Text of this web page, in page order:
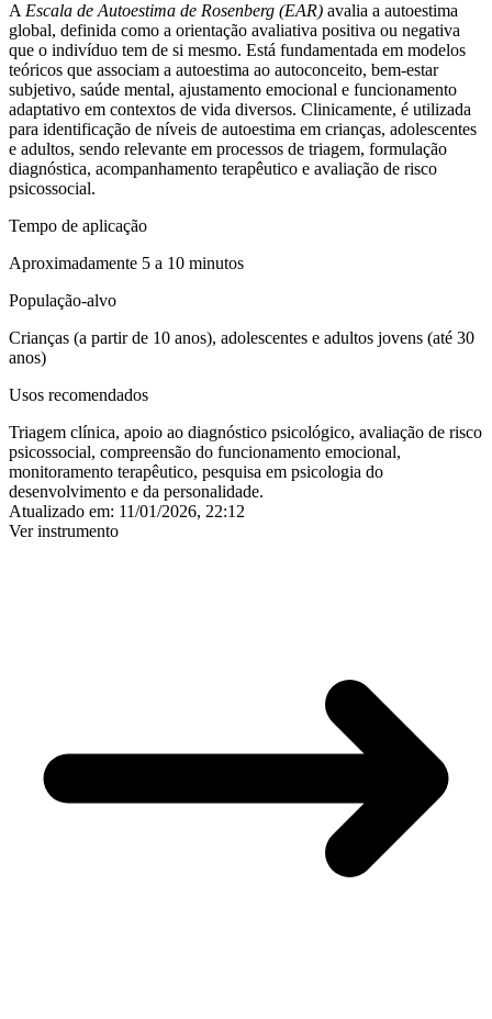
AEscala de Autoestima de Rosenberg (EAR) avalia a autoestima
global, definida como a orientação avaliativa positiva ou negativa
que o indivíduo tem de si mesmo. Está fundamentada em modelos
teóricos que associam a autoestima ao autoconceito, bem-estar
subjetivo, saúde mental, ajustamento emocional e funcionamento
adaptativo em contextos de vida diversos. Clinicamente, é utilizada
para identificação de níveis de autoestima em crianças, adolescentes
e adultos, sendo relevante em processos de triagem, formulação
diagnóstica, acompanhamento terapêutico e avaliação de risco
psicossocial.
Tempo de aplicação
Aproximadamente 5 a 10 minutos
População-alvo
Crianças (a partir de 10 anos), adolescentes e adultos jovens (até 30
anos)
Usos recomendados
Triagem clínica, apoio ao diagnóstico psicológico, avaliação de risco
psicossocial, compreensão do funcionamento emocional,
monitoramento terapêutico, pesquisa em psicologia do
desenvolvimento e da personalidade.
Atualizado em: 11/01/2026, 22:12
Ver instrumento